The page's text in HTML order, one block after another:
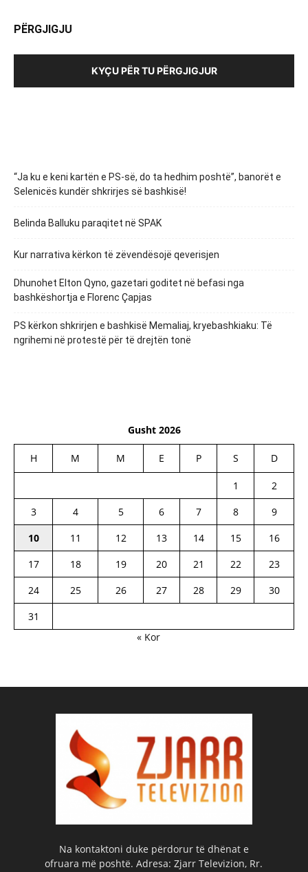
PËRGJIGJU
KYÇU PËR TU PËRGJIGJUR
“Ja ku e keni kartën e PS-së, do ta hedhim poshtë”, banorët e
Selenicës kundër shkrirjes së bashkisë!
Belinda Balluku paraqitet në SPAK
Kur narrativa kërkon të zëvendësojë qeverisjen
Dhunohet Elton Qyno, gazetari goditet në befasi nga
bashkëshortja e Florenc Çapjas
PS kërkon shkrirjen e bashkisë Memaliaj, kryebashkiaku: Të
ngrihemi në protestë për të drejtën tonë
Gusht 2026
H M M E P S D
1
2
3
4 5 6 7 8
9
10
11 12 13 14 15
16
17
18 19 20 21 22
23
24
25 26 27 28 29
30
31
« Kor
Na kontaktoni duke përdorur të dhënat e
ofruara më poshtë. Adresa: Zjarr Televizion, Rr.